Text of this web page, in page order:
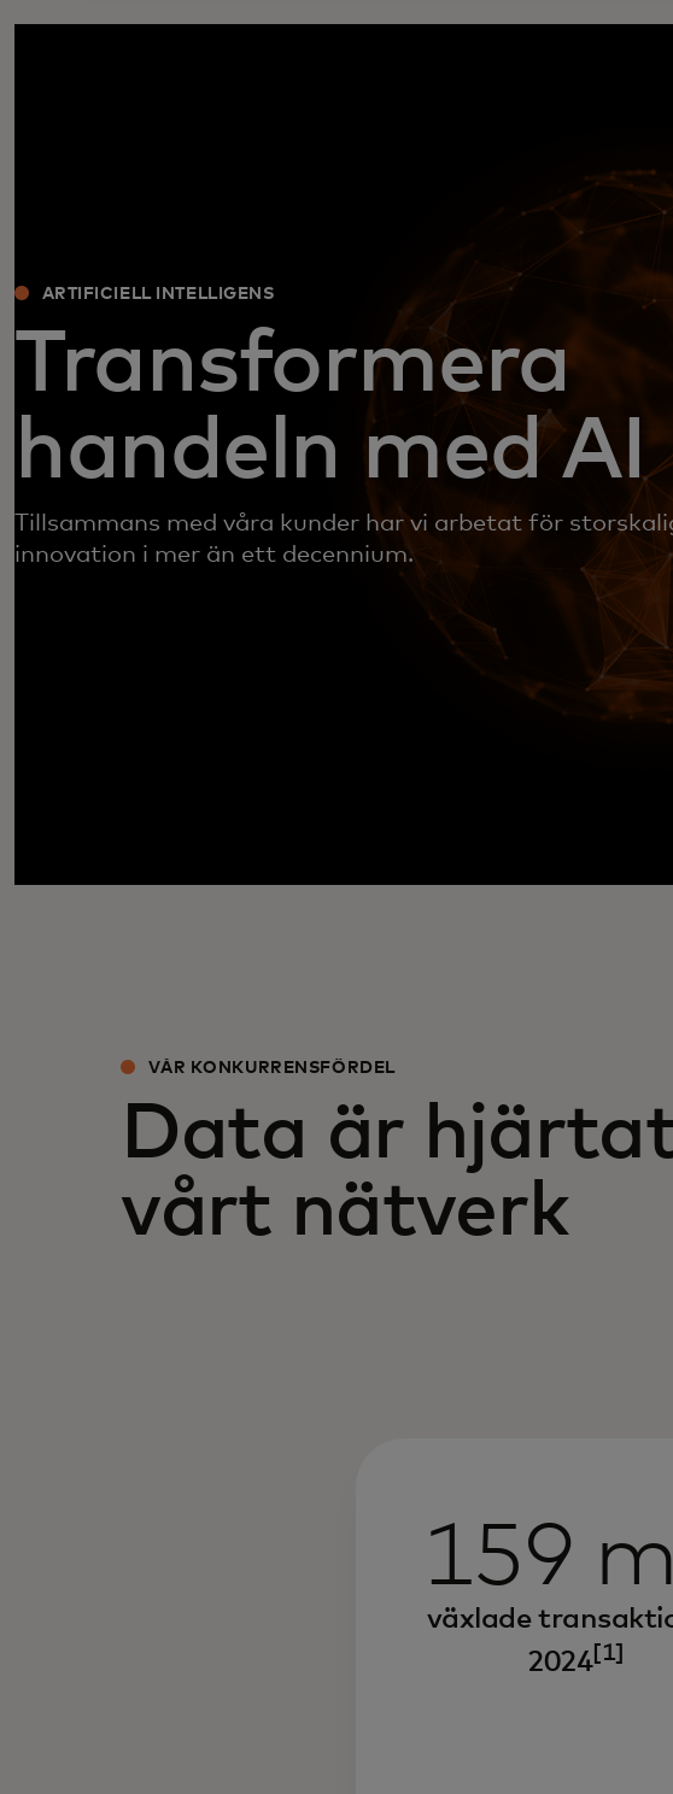
ARTIFICIELL INTELLIGENS
Transformera
handeln med AI
Tillsammans med våra kunder har vi arbetat för
innovation i mer än ett decennium.
VÅR KONKURRENSFÖRDEL
Data är
vårt nätverk
159
växlade
2024[1]